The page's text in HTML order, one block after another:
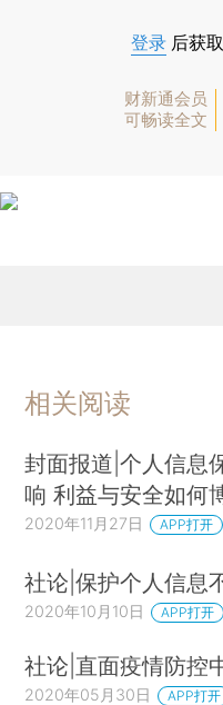
登录 后获
财新通会员
可畅读全文
相关阅读
封面报道|个人信息
响 利益与安全如何
2020年11月27日 APP打开
社论|保护个人信息
2020年10月10日 APP打开
社论|直面疫情防控
2020年05月30日 APP打开